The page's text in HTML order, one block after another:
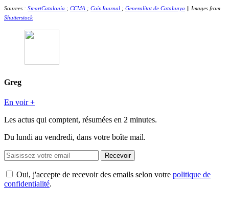
Sources : SmartCatalonia ; CCMA ; CoinJournal ; Generalitat de Catalunya || Images from
Shutterstock
Greg
En voir +
Les actus qui comptent, résumées en 2 minutes.
Du lundi au vendredi, dans votre boîte mail.
Recevoir
Oui, j'accepte de recevoir des emails selon votre politique de
confidentialité.